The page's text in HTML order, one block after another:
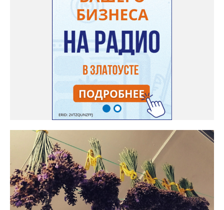
норма зрелости для «Коккоро» - не менее 42 дней от завязи
размером с грецкий орех. Екатерина выяснила у знающих
людей и причину своих неудач – её сеянцы не опылялись, и это
нужно было делать самостоятельно. «Мужской» цветочек для
этого прикладывают к «женскому» - тычинку к пестику. Фото:
Екатерина Громова, специально для «Златоуст.инфо».
Обсуждение новости здесь
ВКОНТАКТЕ https://vk.com/newszlatoust74